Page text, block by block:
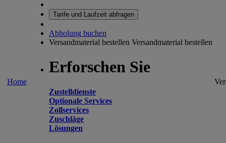
Home
Tarife und Laufzeit abfragen
Abholung buchen
Versandmaterial bestellen Versandmaterial bestellen
Erforschen Sie
Zustelldienste
Optionale Services
Zollservices
Zuschläge
Lösungen